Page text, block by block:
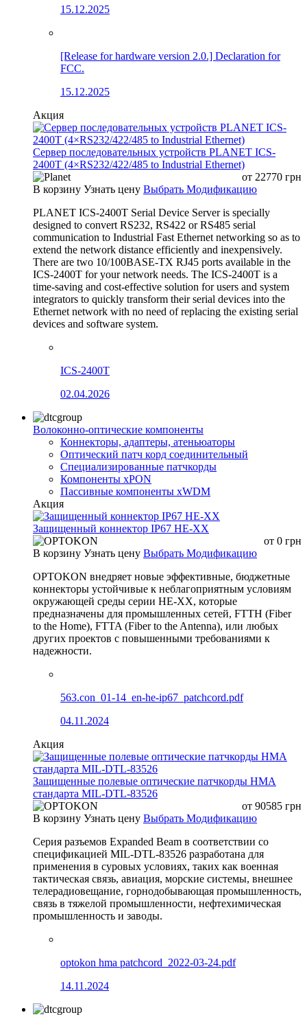
15.12.2025
[Release for hardware version 2.0.] Declaration for
FCC.
15.12.2025
Акция
Сервер последовательных устройств PLANET ICS-
2400T (4×RS232/422/485 to Industrial Ethernet)
от 22770 грн
В корзину Узнать цену Выбрать Модификацию
PLANET ICS-2400T Serial Device Server is specially
designed to convert RS232, RS422 or RS485 serial
communication to Industrial Fast Ethernet networking so as to
extend the network distance efficiently and inexpensively.
There are two 10/100BASE-TX RJ45 ports available in the
ICS-2400T for your network needs. The ICS-2400T is a
time-saving and cost-effective solution for users and system
integrators to quickly transform their serial devices into the
Ethernet network with no need of replacing the existing serial
devices and software system.
ICS-2400T
02.04.2026
Волоконно-оптические компоненты
Коннекторы, адаптеры, атеньюаторы
Оптический патч корд соединительный
Специализированные патчкорды
Компоненты xPON
Пассивные компоненты xWDM
Акция
Защищенный коннектор IP67 HE-XX
от 0 грн
В корзину Узнать цену Выбрать Модификацию
OPTOKON внедряет новые эффективные, бюджетные
коннекторы устойчивые к неблагоприятным условиям
окружающей среды серии HE-XX, которые
предназначены для промышленных сетей, FTTH (Fiber
to the Home), FTTA (Fiber to the Antenna), или любых
других проектов с повышенными требованиями к
надежности.
563.con_01-14_en-he-ip67_patchcord.pdf
04.11.2024
Акция
Защищенные полевые оптические патчкорды HMA
стандарта MIL-DTL-83526
от 90585 грн
В корзину Узнать цену Выбрать Модификацию
Серия разъемов Expanded Beam в соответствии со
спецификацией MIL-DTL-83526 разработана для
применения в суровых условиях, таких как военная
тактическая связь, авиация, морские системы, внешнее
телерадиовещание, горнодобывающая промышленность,
связь в тяжелой промышленности, нефтехимическая
промышленность и заводы.
optokon hma patchcord_2022-03-24.pdf
14.11.2024